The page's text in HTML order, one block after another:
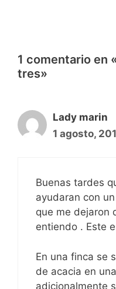
1 comentario en
tres»
Lady marin
1 agosto,
Buenas tardes
ayudaran con
que me dejaron
entiendo . Este
En una finca se
de acacia en
adicionalmente